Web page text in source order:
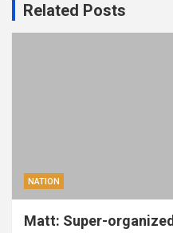
Related Posts
NATION
Matt: Super-organized